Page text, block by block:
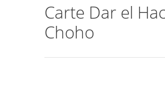
Carte Dar el
Choho